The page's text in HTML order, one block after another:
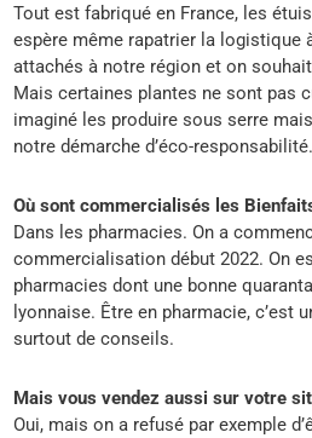
Tout est fabriqué en France, les
espère même rapatrier la logistique
attachés à notre région et on
Mais certaines plantes ne sont pas
imaginé les produire sous serre
notre démarche d’éco-responsabilité.
Où sont commercialisés les
Dans les pharmacies. On a
commercialisation début 2022. On
pharmacies dont une bonne
lyonnaise. Être en pharmacie, c’est
surtout de conseils.
Mais vous vendez aussi sur votre
Oui, mais on a refusé par exemple